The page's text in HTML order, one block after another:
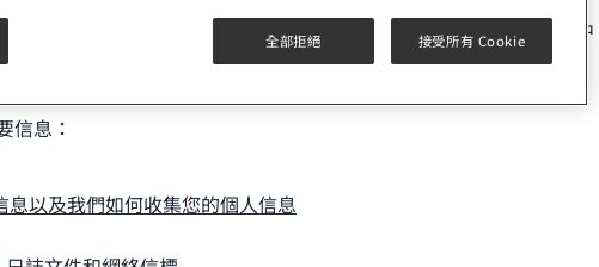
的個人信息(在這種情況下我們會提示您，例如，在我們的登記表格中
向您提供我們的商品和/或服務。 本聲明會不時修訂(請參閱第11節)
信息：
以及我們如何收集您的個人信息
全部拒絕 接受所有 Cookie